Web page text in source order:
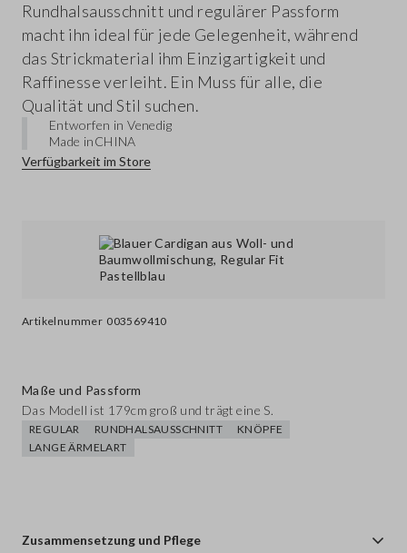
Artikelnummer 003569410
Rundhalsausschnitt und regulärer Passform
macht ihn ideal für jede Gelegenheit, während
das Strickmaterial ihm Einzigartigkeit und
Raffinesse verleiht. Ein Muss für alle, die
Qualität und Stil suchen.
Entworfen in Venedig
Made inCHINA
Verfügbarkeit im Store
Maße und Passform
Das Modell ist 179cm groß und trägt eine S.
REGULAR RUNDHALSAUSSCHNITT
KNÖPFE
LANGE ÄRMELART
Zusammensetzung und Pflege